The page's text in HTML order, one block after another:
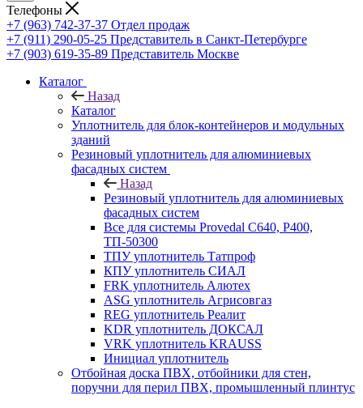
Телефоны
+7 (963) 742-37-37 Отдел продаж
+7 (911) 290-05-25 Представитель в Санкт-Петербурге
+7 (903) 619-35-89 Представитель Москве
Каталог
Назад
Каталог
Уплотнитель для блок-контейнеров и модульных
зданий
Резиновый уплотнитель для алюминиевых
фасадных систем
Назад
Резиновый уплотнитель для алюминиевых
фасадных систем
Все для системы Provedal С640, Р400,
ТП-50300
ТПУ уплотнитель Татпроф
КПУ уплотнитель СИАЛ
FRK уплотнитель Алютех
ASG уплотнитель Агрисовгаз
REG уплотнитель Реалит
KDR уплотнитель ДОКСАЛ
VRK уплотнитель KRAUSS
Инициал уплотнитель
Отбойная доска ПВХ, отбойники для стен,
поручни для перил ПВХ, промышленный плинтус